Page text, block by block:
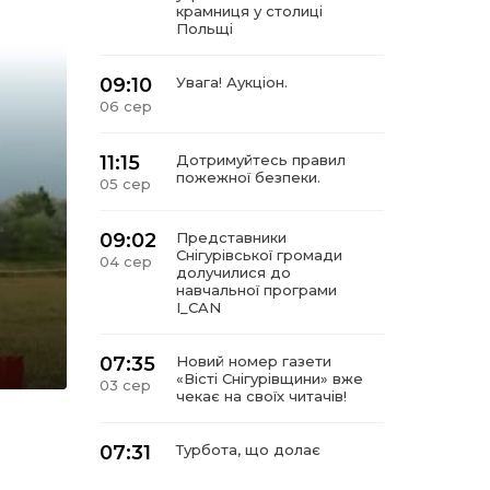
крамниця у столиці
Польщі
09:10
06 сер
Увага! Аукціон.
11:15
05 сер
Дотримуйтесь правил
пожежної безпеки.
09:02
04 сер
Представники
Снігурівської громади
долучилися до
навчальної програми
I_CAN
07:35
03 сер
Новий номер газети
«Вісті Снігурівщини» вже
чекає на своїх читачів!
07:31
Турбота, що долає